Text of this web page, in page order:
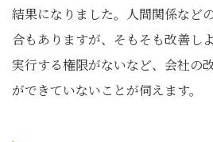
結果になりました。人間関係など
合もありますが、そもそも改善し
実行する権限がないなど、会社の
ができていないことが伺えます。